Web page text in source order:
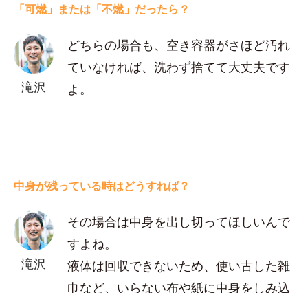
「可燃」または「不燃」だったら？
滝沢
どちらの場合も、空き容器がさほど汚れ
ていなければ、洗わず捨てて大丈夫です
よ。
中身が残っている時はどうすれば？
滝沢
その場合は中身を出し切ってほしいんで
すよね。
液体は回収できないため、使い古した雑
巾など、いらない布や紙に中身をしみ込